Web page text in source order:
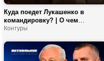
Куда поедет Лукашенко в
командировку? | О чем
спасатели предупреждают
райагросервисы?
Контуры